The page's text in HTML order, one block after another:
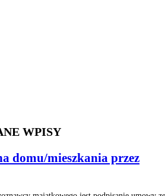
WPISY
domu/mieszkania przez